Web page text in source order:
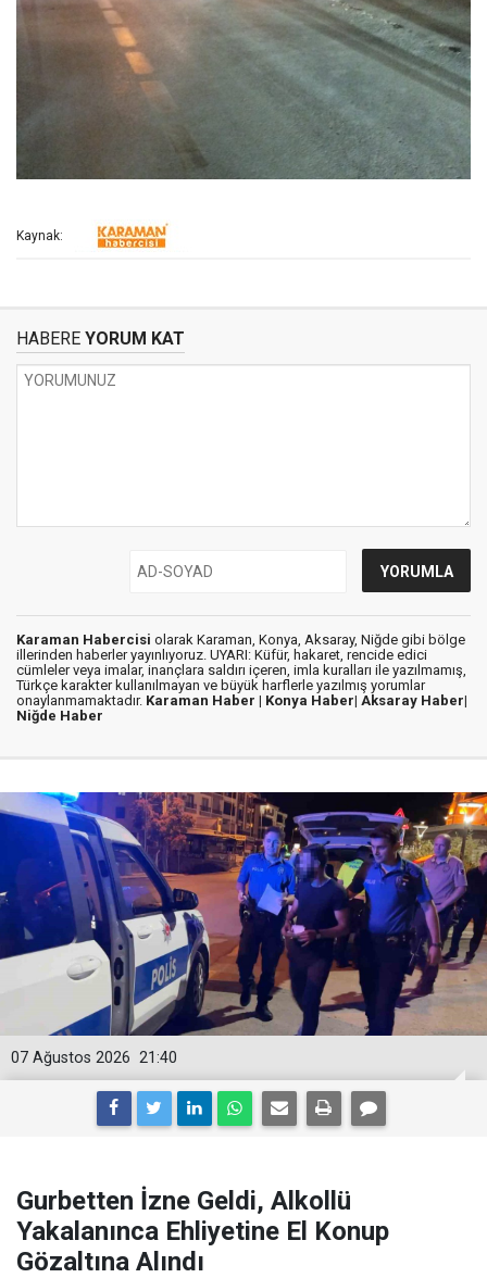
Kaynak:
HABERE YORUM KAT
Karaman Habercisi olarak Karaman, Konya, Aksaray, Niğde gibi bölge
illerinden haberler yayınlıyoruz. UYARI: Küfür, hakaret, rencide edici
cümleler veya imalar, inançlara saldırı içeren, imla kuralları ile yazılmamış,
Türkçe karakter kullanılmayan ve büyük harflerle yazılmış yorumlar
onaylanmamaktadır. Karaman Haber | Konya Haber| Aksaray Haber|
Niğde Haber
21:40
07 Ağustos 2026
Gurbetten İzne Geldi, Alkollü
Yakalanınca Ehliyetine El Konup
Gözaltına Alındı